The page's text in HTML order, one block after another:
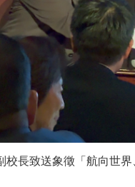
校長致送象徵「航向世